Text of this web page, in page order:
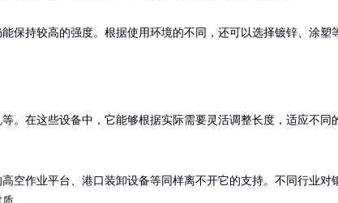
保持较高的强度。根据使用环境的不同，还可以选择镀锌、涂塑
。在这些设备中，它能够根据实际需要灵活调整长度，适应不同
空作业平台、港口装卸设备等同样离不开它的支持。不同行业对